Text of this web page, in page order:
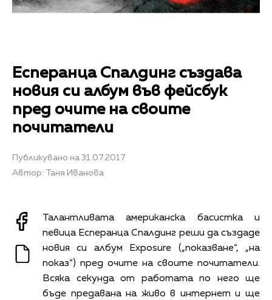
Есперанца Спалдинг създава
новия си албум във фейсбук
пред очите на своите
почитатели
Публикувано на 31.07.2017
Автор: Таня Иванова
Талантливата американска басистка и
певица Есперанца Спалдинг реши да създаде
новия си албум Exposure („показване“, „на
показ“) пред очите на своите почитатели.
Всяка секунда от работата по него ще
бъде предавана на живо в интернет и ще